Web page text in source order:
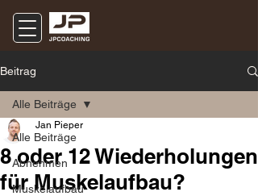
Beitrag
Alle Beiträge
Abnehmen
Muskelaufbau
Alle Beiträge
8 oder 12 Wiederholungen
für Muskelaufbau?
Jan Pieper